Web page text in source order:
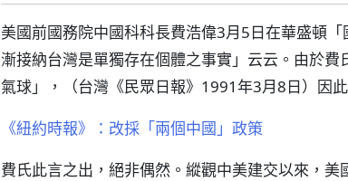
美國前國務院中國科科長費浩偉3月5日在華盛頓
漸接納台灣是單獨存在個體之事實」云云。由於
氣球」，（台灣《民眾日報》1991年3月8日）因
《紐約時報》：改採「兩個中國」政策
費氏此言之出，絕非偶然。縱觀中美建交以來，